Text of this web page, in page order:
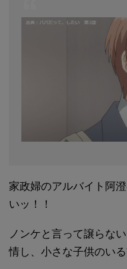
家政婦のアルバイト阿
いッ！！
ノンケと言って譲らな
情し、小さな子供のい